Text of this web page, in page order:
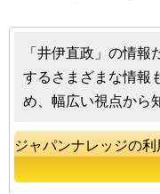
「井伊直政」の情
するさまざまな情報
め、幅広い視点から
ジャパンナレッジの